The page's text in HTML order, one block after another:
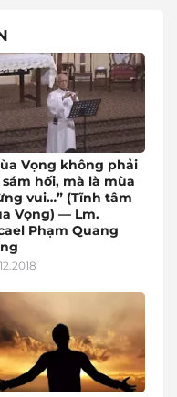
Vọng không phải
hối, mà là mùa
vui…” (Tĩnh tâm
Vọng) — Lm.
Phạm Quang